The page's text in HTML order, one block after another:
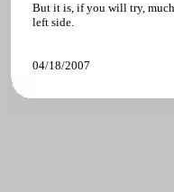
But it is, if you will try,
left side.
04/18/2007